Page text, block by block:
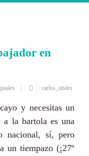
en
carlos_ubdez
y necesitas un
a la bartola es una
nacional, sí, pero
un tiempazo (¡27º